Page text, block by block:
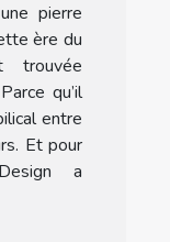
pierre
ère du
trouvée
qu’il
entre
Et pour
a